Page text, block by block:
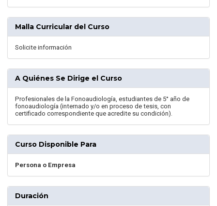
Malla Curricular del Curso
Solicite información
A Quiénes Se Dirige el Curso
Profesionales de la Fonoaudiología, estudiantes de 5° año de
fonoaudiología (internado y/o en proceso de tesis, con
certificado correspondiente que acredite su condición).
Curso Disponible Para
Persona o Empresa
Duración